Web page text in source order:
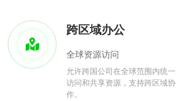
跨区域办公
全球资源访问
允许跨国公司在全球范围内统一
访问和共享资源，支持跨区域协
作。